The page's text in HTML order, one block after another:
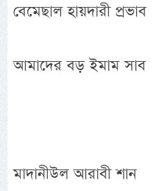
বেমেছাল হায়দারী প্রভাব
আমাদের বড় ইমাম সাব
মাদানীউল আরাবী শান